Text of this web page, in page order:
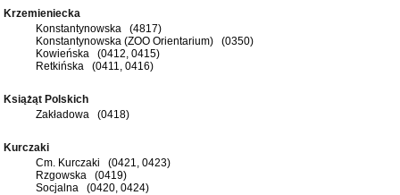
Krzemieniecka
Konstantynowska (4817)
Konstantynowska (ZOO Orientarium) (0350)
Kowieńska (0412, 0415)
Retkińska (0411, 0416)
Książąt Polskich
Zakładowa (0418)
Kurczaki
Cm. Kurczaki (0421, 0423)
Rzgowska (0419)
Socjalna (0420, 0424)